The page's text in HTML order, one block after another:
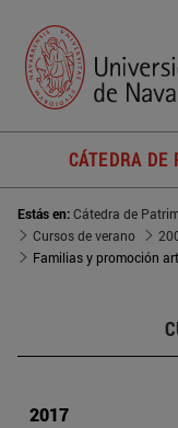
CÁTEDRA DE
Estás en:Cátedra de
Cursos de verano
2017